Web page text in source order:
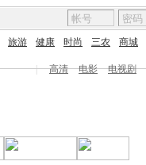
旅游 健康 时尚 三农 商城
| 高清 电影 电视剧